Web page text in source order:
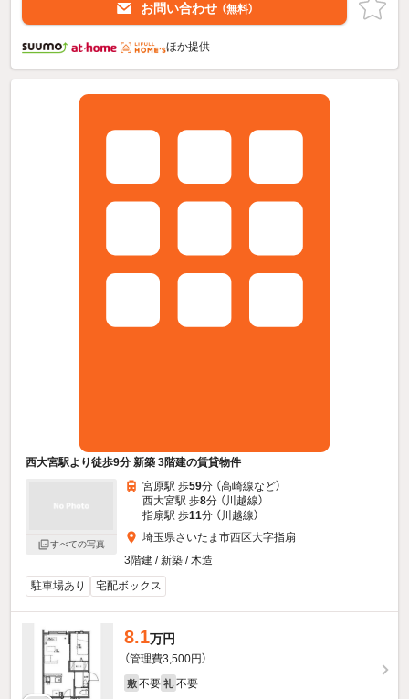
お問い合わせ （無料）
ほか提供
西大宮駅より徒歩9分 新築 3階建の賃貸物件
すべての写真
宮原駅 歩59分 （高崎線など）
西大宮駅 歩8分 （川越線）
指扇駅 歩11分 （川越線）
埼玉県さいたま市西区大字指扇
3階建 / 新築 / 木造
駐車場あり
宅配ボックス
8.1万円
（管理費3,500円）
敷 不要 礼 不要